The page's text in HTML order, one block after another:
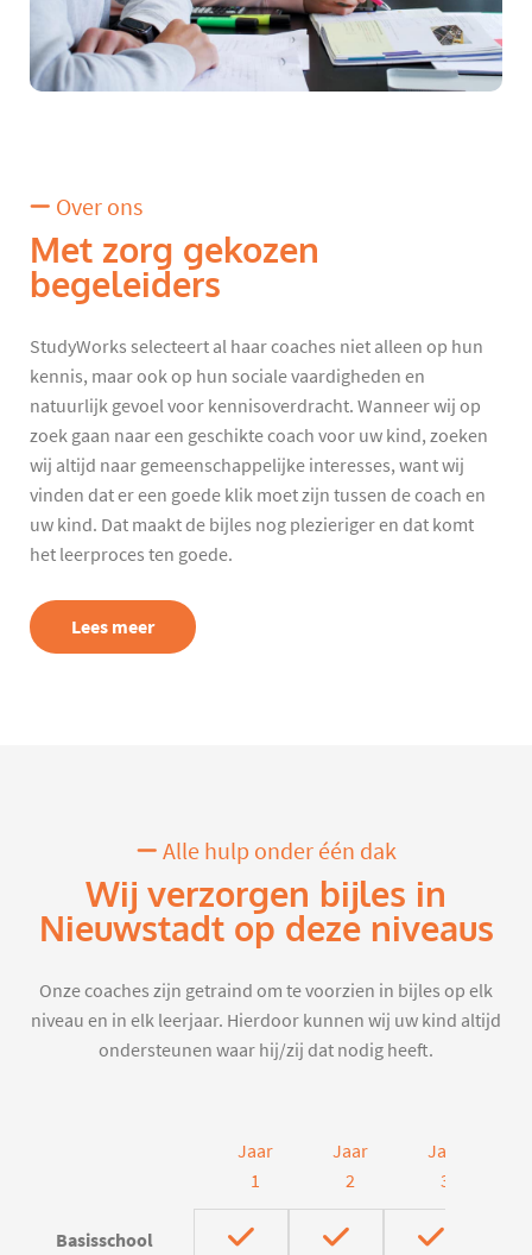
Over ons
Met zorg gekozen
begeleiders
StudyWorks selecteert al haar coaches niet alleen op hun
kennis, maar ook op hun sociale vaardigheden en
natuurlijk gevoel voor kennisoverdracht. Wanneer wij op
zoek gaan naar een geschikte coach voor uw kind, zoeken
wij altijd naar gemeenschappelijke interesses, want wij
vinden dat er een goede klik moet zijn tussen de coach en
uw kind. Dat maakt de bijles nog plezieriger en dat komt
het leerproces ten goede.
Lees meer
Alle hulp onder één dak
Wij verzorgen bijles in
Nieuwstadt op deze niveaus
Onze coaches zijn getraind om te voorzien in bijles op elk
niveau en in elk leerjaar. Hierdoor kunnen wij uw kind altijd
ondersteunen waar hij/zij dat nodig heeft.
Jaar
1
Jaar
2
Jaar
3
Basisschool